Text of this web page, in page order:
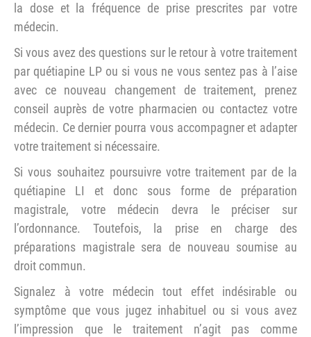
la dose et la fréquence de prise prescrites par votre
médecin.
Si vous avez des questions sur le retour à votre traitement
par quétiapine LP ou si vous ne vous sentez pas à l’aise
avec ce nouveau changement de traitement, prenez
conseil auprès de votre pharmacien ou contactez votre
médecin. Ce dernier pourra vous accompagner et adapter
votre traitement si nécessaire.
Si vous souhaitez poursuivre votre traitement par de la
quétiapine LI et donc sous forme de préparation
magistrale, votre médecin devra le préciser sur
l’ordonnance. Toutefois, la prise en charge des
préparations magistrale sera de nouveau soumise au
droit commun.
Signalez à votre médecin tout effet indésirable ou
symptôme que vous jugez inhabituel ou si vous avez
l’impression que le traitement n’agit pas comme